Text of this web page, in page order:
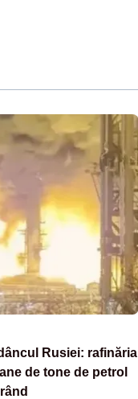
Rusiei: rafinăria
de tone de petrol